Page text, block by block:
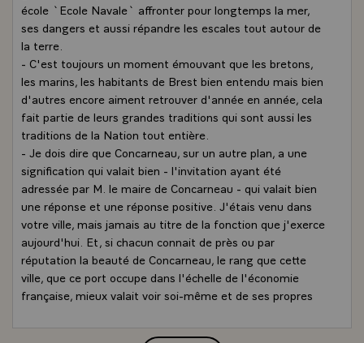
école `Ecole Navale` affronter pour longtemps la mer,
ses dangers et aussi répandre les escales tout autour de
la terre.
- C'est toujours un moment émouvant que les bretons,
les marins, les habitants de Brest bien entendu mais bien
d'autres encore aiment retrouver d'année en année, cela
fait partie de leurs grandes traditions qui sont aussi les
traditions de la Nation tout entière.
- Je dois dire que Concarneau, sur un autre plan, a une
signification qui valait bien - l'invitation ayant été
adressée par M. le maire de Concarneau - qui valait bien
une réponse et une réponse positive. J'étais venu dans
votre ville, mais jamais au titre de la fonction que j'exerce
aujourd'hui. Et, si chacun connait de près ou par
réputation la beauté de Concarneau, le rang que cette
ville, que ce port occupe dans l'échelle de l'économie
française, mieux valait voir soi-même et de ses propres